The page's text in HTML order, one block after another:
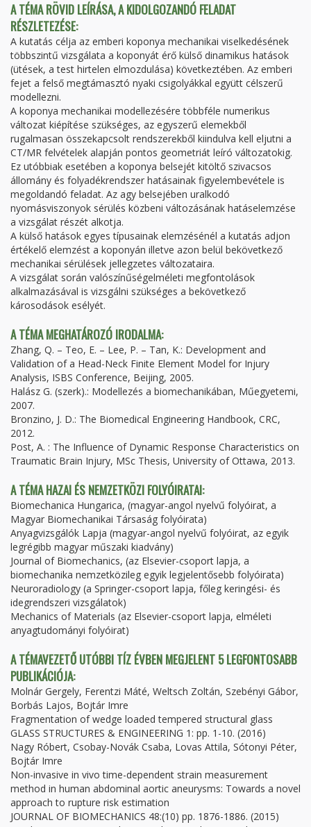
A TÉMA RÖVID LEÍRÁSA, A KIDOLGOZANDÓ FELADAT
RÉSZLETEZÉSE:
A kutatás célja az emberi koponya mechanikai viselkedésének
többszintű vizsgálata a koponyát érő külső dinamikus hatások
(ütések, a test hirtelen elmozdulása) következtében. Az emberi
fejet a felső megtámasztó nyaki csigolyákkal együtt célszerű
modellezni.
A koponya mechanikai modellezésére többféle numerikus
változat kiépítése szükséges, az egyszerű elemekből
rugalmasan összekapcsolt rendszerekből kiindulva kell eljutni a
CT/MR felvételek alapján pontos geometriát leíró változatokig.
Ez utóbbiak esetében a koponya belsejét kitöltő szivacsos
állomány és folyadékrendszer hatásainak figyelembevétele is
megoldandó feladat. Az agy belsejében uralkodó
nyomásviszonyok sérülés közbeni változásának hatáselemzése
a vizsgálat részét alkotja.
A külső hatások egyes típusainak elemzésénél a kutatás adjon
értékelő elemzést a koponyán illetve azon belül bekövetkező
mechanikai sérülések jellegzetes változataira.
A vizsgálat során valószínűségelméleti megfontolások
alkalmazásával is vizsgálni szükséges a bekövetkező
károsodások esélyét.
A TÉMA MEGHATÁROZÓ IRODALMA:
Zhang, Q. – Teo, E. – Lee, P. – Tan, K.: Development and
Validation of a Head-Neck Finite Element Model for Injury
Analysis, ISBS Conference, Beijing, 2005.
Halász G. (szerk).: Modellezés a biomechanikában, Műegyetemi,
2007.
Bronzino, J. D.: The Biomedical Engineering Handbook, CRC,
2012.
Post, A. : The Influence of Dynamic Response Characteristics on
Traumatic Brain Injury, MSc Thesis, University of Ottawa, 2013.
A TÉMA HAZAI ÉS NEMZETKÖZI FOLYÓIRATAI:
Biomechanica Hungarica, (magyar-angol nyelvű folyóirat, a
Magyar Biomechanikai Társaság folyóirata)
Anyagvizsgálók Lapja (magyar-angol nyelvű folyóirat, az egyik
legrégibb magyar műszaki kiadvány)
Journal of Biomechanics, (az Elsevier-csoport lapja, a
biomechanika nemzetközileg egyik legjelentősebb folyóirata)
Neuroradiology (a Springer-csoport lapja, főleg keringési- és
idegrendszeri vizsgálatok)
Mechanics of Materials (az Elsevier-csoport lapja, elméleti
anyagtudományi folyóirat)
A TÉMAVEZETŐ UTÓBBI TÍZ ÉVBEN MEGJELENT 5 LEGFONTOSABB
PUBLIKÁCIÓJA:
Molnár Gergely, Ferentzi Máté, Weltsch Zoltán, Szebényi Gábor,
Borbás Lajos, Bojtár Imre
Fragmentation of wedge loaded tempered structural glass
GLASS STRUCTURES & ENGINEERING 1: pp. 1-10. (2016)
Nagy Róbert, Csobay-Novák Csaba, Lovas Attila, Sótonyi Péter,
Bojtár Imre
Non-invasive in vivo time-dependent strain measurement
method in human abdominal aortic aneurysms: Towards a novel
approach to rupture risk estimation
JOURNAL OF BIOMECHANICS 48:(10) pp. 1876-1886. (2015)